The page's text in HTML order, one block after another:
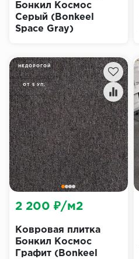
Бонкил Космос
Серый (Bonkeel
Space Gray)
НЕДОРОГОЙ
ОТ 5 УП.
Ковровая плитка
Бонкил Космос
Графит (Bonkeel
2 200 ₽/м2